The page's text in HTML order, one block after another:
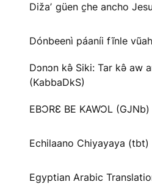
Dižaʼ güen c̱he ancho
Dónbeenì páaníi fĩnle
Dɔnɔn kə̂ Siki: Tar kə̂ aw
(KabbaDkS)
EBƆRƐ BE KAWƆL (GJNb)
Echilaano Chiyayaya (tbt)
Egyptian Arabic